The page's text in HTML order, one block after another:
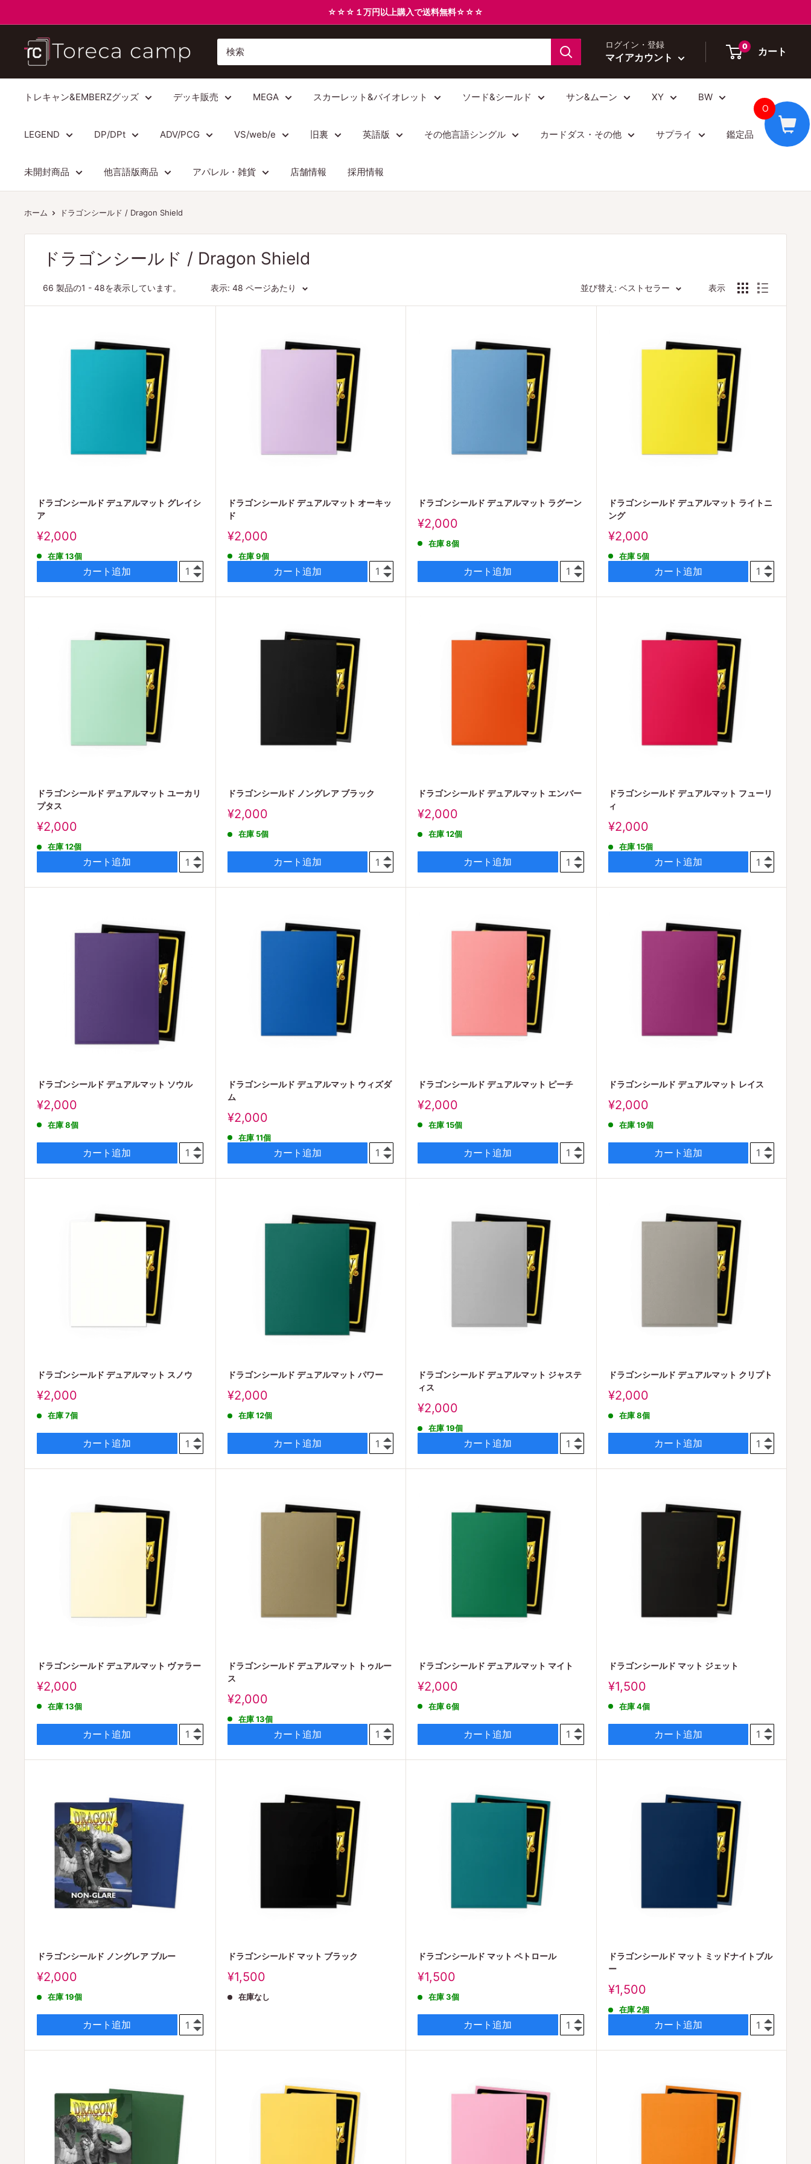
ン
る
☆☆☆１万円以上購入で送料無料☆☆☆
ト
レ
カ
キ
ン
ログイン・登録
マイアカウント
0 カート
トレキャン&EMBERZグッズ デッキ販売 MEGA スカーレット&バイオレット ソード&シールド サン&ムーン XY BW
LEGEND DP/DPt ADV/PCG VS/web/e 旧裏 英語版 その他言語シングル カードダス・その他 サプライ 鑑定品
未開封商品 他言語版商品 アパレル・雑貨 店舗情報 採用情報
ホーム ドラゴンシールド / Dragon Shield
ドラゴンシールド / Dragon Shield
66 製品の1 - 48を表示しています。 表示: 48 ページあたり 並び替え: ベストセラー 表示
ドラゴンシールド デュアルマット グレイシ
ア
販
価
¥2,000
在庫 13個
カート追加
ドラゴンシールド デュアルマット オーキッ
ド
販
価
¥2,000
在庫 9個
カート追加
ドラゴンシールド デュアルマット ラグーン
販
価
格
¥2,000
在庫 8個
カート追加
ドラゴンシールド デュアルマット ライトニ
ング
販
価
¥2,000
在庫 5個
カート追加
ドラゴンシールド デュアルマット ユーカリ
プタス
販
価
¥2,000
在庫 12個
カート追加
ドラゴンシールド ノングレア ブラック
販
価
格
¥2,000
在庫 5個
カート追加
ドラゴンシールド デュアルマット エンバー
販
価
格
¥2,000
在庫 12個
カート追加
ドラゴンシールド デュアルマット フューリ
ィ
販
価
¥2,000
在庫 15個
カート追加
ドラゴンシールド デュアルマット ソウル
販
価
格
¥2,000
在庫 8個
カート追加
ドラゴンシールド デュアルマット ウィズダ
ム
販
価
¥2,000
在庫 11個
カート追加
ドラゴンシールド デュアルマット ピーチ
販
価
格
¥2,000
在庫 15個
カート追加
ドラゴンシールド デュアルマット レイス
販
価
格
¥2,000
在庫 19個
カート追加
ドラゴンシールド デュアルマット スノウ
販
価
格
¥2,000
在庫 7個
カート追加
ドラゴンシールド デュアルマット パワー
販
価
格
¥2,000
在庫 12個
カート追加
ドラゴンシールド デュアルマット ジャステ
ィス
販
価
¥2,000
在庫 19個
カート追加
ドラゴンシールド デュアルマット クリプト
販
価
格
¥2,000
在庫 8個
カート追加
ドラゴンシールド デュアルマット ヴァラー
販
価
格
¥2,000
在庫 13個
カート追加
ドラゴンシールド デュアルマット トゥルー
ス
販
価
¥2,000
在庫 13個
カート追加
ドラゴンシールド デュアルマット マイト
販
価
格
¥2,000
在庫 6個
カート追加
ドラゴンシールド マット ジェット
販
価
格
¥1,500
在庫 4個
カート追加
ドラゴンシールド ノングレア ブルー
販
価
格
¥2,000
在庫 19個
カート追加
ドラゴンシールド マット ブラック
販
価
¥1,500
在庫なし
ドラゴンシールド マット ペトロール
販
価
格
¥1,500
在庫 3個
カート追加
ドラゴンシールド マット ミッドナイトブル
ー
販
価
¥1,500
在庫 2個
カート追加
0